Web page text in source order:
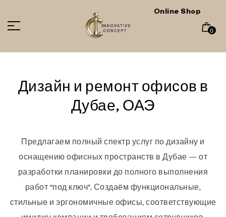
Online Shop
0
Дизайн и ремонт офисов в
Дубае, ОАЭ
Предлагаем полный спектр услуг по дизайну и
оснащению офисных пространств в Дубае — от
разработки планировки до полного выполнения
работ “под ключ”. Создаём функциональные,
стильные и эргономичные офисы, соответствующие